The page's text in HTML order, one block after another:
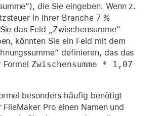
die Sie eingeben. Wenn z.
in Ihrer Branche 7 %
das Feld „Zwischensumme“
könnten Sie ein Feld mit dem
definieren, das das
Formel Zwischensumme * 1,07
besonders häufig benötigt
Pro einen Namen und